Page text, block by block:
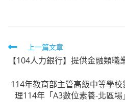
Read
more
articles
上一篇文章
【104人力銀行】提供金融類職
114年教育部主管高級中等學
理114年「A3數位素養-北區